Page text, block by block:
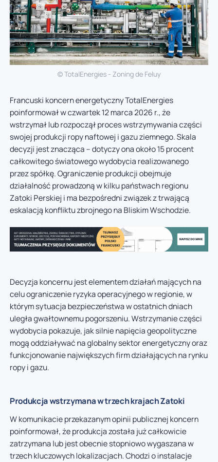
© TotalEnergies - Zoning de Feluy
Francuski koncern energetyczny TotalEnergies
poinformował w czwartek 12 marca 2026 r., że
wstrzymał lub rozpoczął proces wstrzymywania części
swojej produkcji ropy naftowej i gazu ziemnego. Skala
decyzji jest znacząca – dotyczy ona około 15 procent
całkowitego światowego wydobycia realizowanego
przez spółkę. Ograniczenie produkcji obejmuje
działalność prowadzoną w kilku państwach regionu
Zatoki Perskiej i ma bezpośredni związek z trwającą
eskalacją konfliktu zbrojnego na Bliskim Wschodzie.
Decyzja koncernu jest elementem działań mających na
celu ograniczenie ryzyka operacyjnego w regionie, w
którym sytuacja bezpieczeństwa w ostatnich dniach
uległa gwałtownemu pogorszeniu. Wstrzymanie części
wydobycia pokazuje, jak silnie napięcia geopolityczne
mogą oddziaływać na globalny sektor energetyczny oraz
funkcjonowanie największych firm działających na rynku
ropy i gazu.
Produkcja wstrzymana w trzech krajach Zatoki
W komunikacie przekazanym opinii publicznej koncern
poinformował, że produkcja została już całkowicie
zatrzymana lub jest obecnie stopniowo wygaszana w
trzech kluczowych lokalizacjach. Chodzi o instalacje